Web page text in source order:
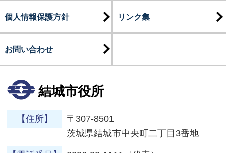
個人情報保護方針 リンク集
お問い合わせ
結城市役所
【住所】
〒307-8501
茨城県結城市中央町二丁目3番地